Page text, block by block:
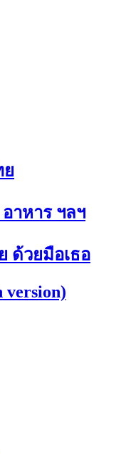
ย
าหาร ฯลฯ
ด้วยมือเธอ
version)